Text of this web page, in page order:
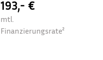
193,- €
mtl.
Finanzierungsrate²